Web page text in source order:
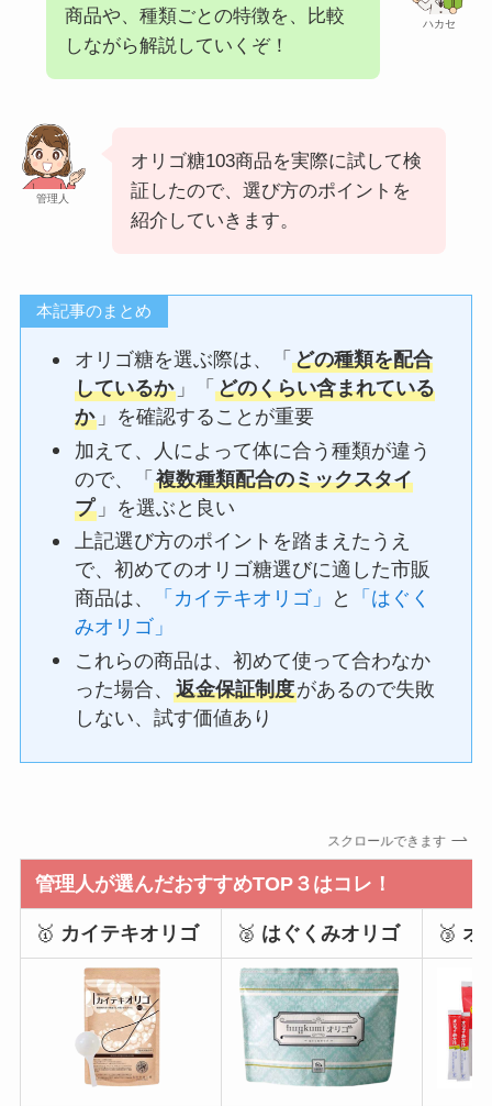
ハカセ
商品や、種類ごとの特徴を、比較
しながら解説していくぞ！
管理人
オリゴ糖103商品を実際に試して検
証したので、選び方のポイントを
紹介していきます。
本記事のまとめ
オリゴ糖を選ぶ際は、「どの種類を配合
しているか 」「どのくらい含まれている
か 」を確認することが重要
加えて、人によって体に合う種類が違う
ので、「複数種類配合のミックスタイ
プ 」を選ぶと良い
上記選び方のポイントを踏まえたうえ
で、初めてのオリゴ糖選びに適した市販
商品は、
「カイテキオリゴ」 と
「はぐく
みオリゴ」
これらの商品は、初めて使って合わなか
った場合、返金保証制度があるので失敗
しない、試す価値あり
スクロールできます
管理人が選んだおすすめTOP３はコレ！
🥇 カイテキオリゴ 🥈 はぐくみオリゴ 🥉 オ